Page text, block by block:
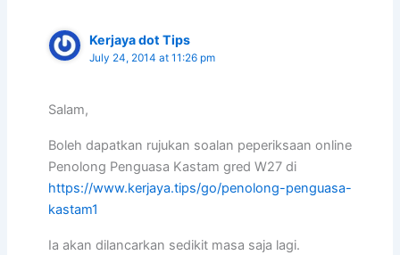
Kerjaya dot Tips
July 24, 2014 at 11:26 pm
Salam,
Boleh dapatkan rujukan soalan peperiksaan online
Penolong Penguasa Kastam gred W27 di
https://www.kerjaya.tips/go/penolong-penguasa-
kastam1
Ia akan dilancarkan sedikit masa saja lagi.